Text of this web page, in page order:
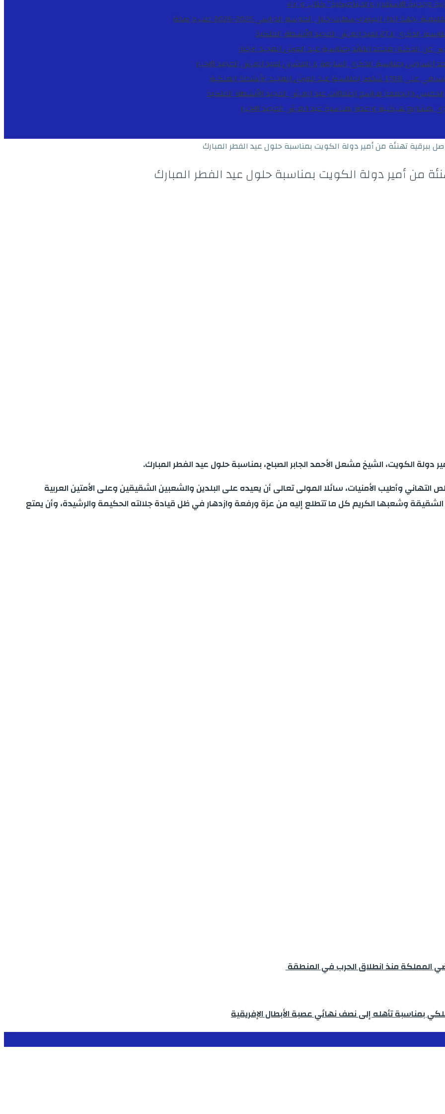
وجدلية الاستقرار والديناميكية”كتاب و اراء
طب و صحة
لعيد العرش المجيد
الأنشطة الملكية
من الدكتور محمد الفائد بمناسبة عيد العرش المجيدالاخبار
السادس بمناسبة الذكرى السابعة و العشرين لعيد العرش المجيدالاخبار
عيد العرش المجيد
الأنشطة الملكية
والجمعة مراسم احتفالات عيد العرش المجيدالأنشطة الملكية
بمشاريع هيكلية واعدة بمناسبة عيد العرش المجيدالاخبار
ببرقية تهنئة من أمير دولة الكويت بمناسبة حلول عيد الفطر المبارك
من أمير دولة الكويت بمناسبة حلول عيد الفطر المبارك
الكويت، الشيخ مشعل الأحمد الجابر الصباح، بمناسبة حلول عيد الفطر المبارك.
وأطيب الأمنيات، سائلا المولى تعالى أن يعيده على البلدين والشعبين الشقيقين وعلى الأمتين العربية
الشقيقة وشعبها الكريم كل ما تتطلع إليه من عزة ورفعة وازدهار في ظل قيادة جلالته الحكيمة والرشيدة، وأن يمتع
بمناسبة تأهله إلى نصف نهائي عصبة الأبطال الإفريقية